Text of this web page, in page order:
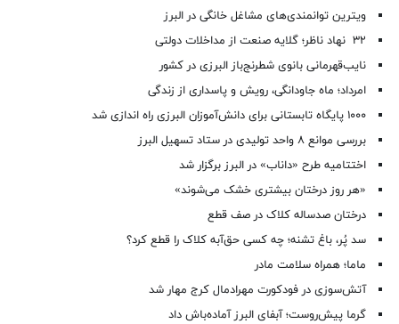
ویترین توانمندی‌های مشاغل خانگی در البرز
۳۲ نهاد ناظر؛ گلایه صنعت از مداخلات دولتی
نایب‌قهرمانی بانوی شطرنج‌باز البرزی در کشور
امرداد؛ ماه جاودانگی، رویش و پاسداری از زندگی
۱۰۰۰ پایگاه تابستانی برای دانش‌آموزان البرزی راه اندازی شد
بررسی موانع ۸ واحد تولیدی در ستاد تسهیل البرز
اختتامیه طرح «داناب» در البرز برگزار شد
«هر روز درختان بیشتری خشک می‌شوند»
درختان صدساله کلاک در صف قطع
سد پُر، باغ تشنه؛ چه کسی حق‌آبه کلاک را قطع کرد؟
ماما؛ همراه سلامت مادر
آتش‌سوزی در فودکورت مهرادمال کرج مهار شد
گرما پیش‌روست؛ آبفای البرز آماده‌باش داد